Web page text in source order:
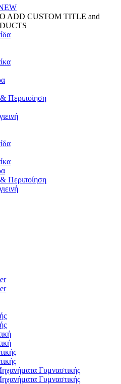
ADD CUSTOM TITLE and
Περιποίηση
Περιποίηση
Γυμναστικής
Γυμναστικής